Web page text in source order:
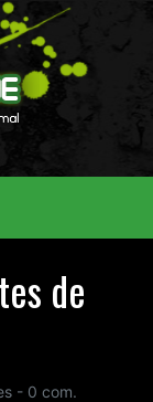
de
- 0 com.